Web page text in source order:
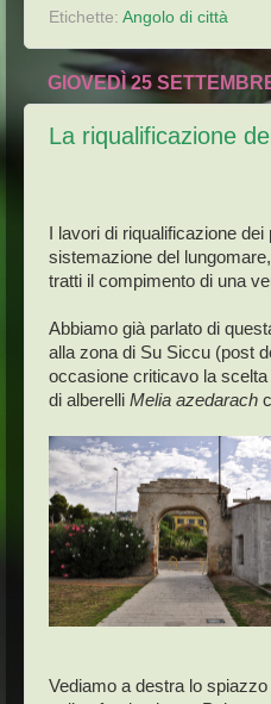
Etichette: Angolo di città
GIOVEDÌ 25
La riqualificazione
I lavori di riqualificazione
sistemazione del
tratti il compimento di una
Abbiamo già parlato di
alla zona di Su Siccu (post
occasione criticavo la
di alberelli Melia azedarach
Vediamo a destra lo